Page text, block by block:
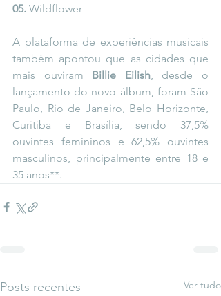
05. Wildflower
A plataforma de experiências musicais
também apontou que as cidades que
mais ouviram Billie Eilish, desde o
lançamento do novo álbum, foram São
Paulo, Rio de Janeiro, Belo Horizonte,
Curitiba e Brasília, sendo 37,5%
ouvintes femininos e 62,5% ouvintes
masculinos, principalmente entre 18 e
35 anos**.
Posts recentes Ver tudo